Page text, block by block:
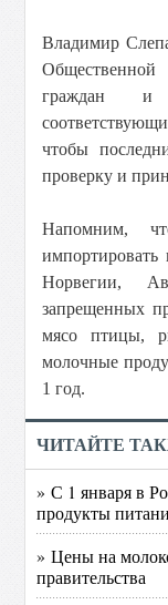
Владимир
граждан и
чтобы
проверку и
Напомним,
Норвегии,
запрещенных
мясо птицы,
молочные
1 год.
ЧИТАЙТЕ
» С 1 января в
продукты
» Цены на
правительства